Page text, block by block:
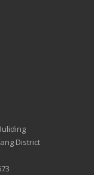
District